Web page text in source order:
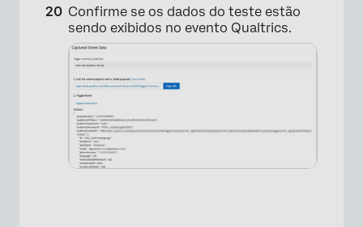
Confirme se os dados do teste estão
sendo exibidos no evento Qualtrics.